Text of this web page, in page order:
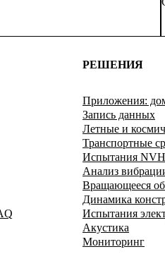
РЕШЕНИЯ
Приложения:
Запись данных
Летные и
Транспортные
Испытания NVH
Анализ
Вращающееся
Динамика
Испытания
Акустика
Мониторинг